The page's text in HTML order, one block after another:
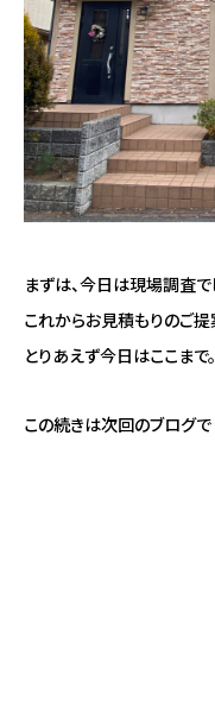
まずは、今日は現場調査で
これからお見積もりのご
とりあえず今日はここまで。
この続きは次回のブログ